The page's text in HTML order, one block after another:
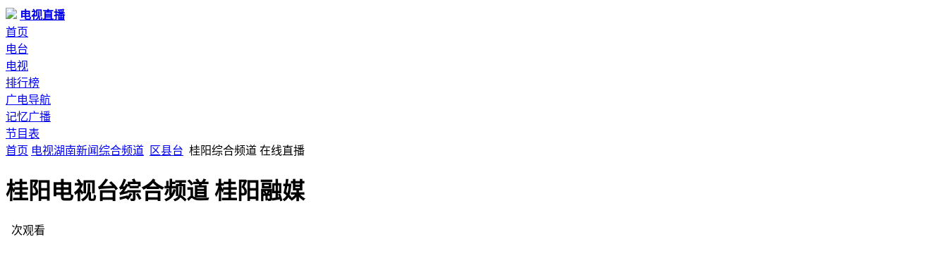
电视直播
首页
电台
电视
排行榜
广电导航
记忆广播
节目表
首页 电视湖南新闻综合频道 区县台 桂阳综合频道 在线直播
桂阳电视台综合频道 桂阳融媒
次观看